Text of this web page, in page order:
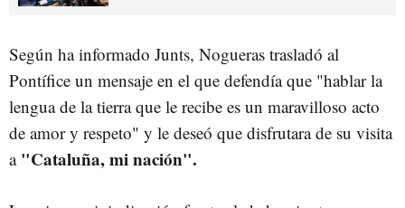
Según ha informado Junts, Nogueras trasladó al
Pontífice un mensaje en el que defendía que "hablar la
lengua de la tierra que le recibe es un maravilloso acto
de amor y respeto" y le deseó que disfrutara de su visita
a "Cataluña, mi nación".